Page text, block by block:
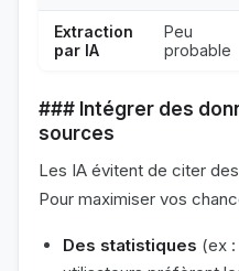
Extraction
par IA
Peu
probable
### Intégrer des
sources
Les IA évitent de citer
Pour maximiser vos
Des statistiques (ex